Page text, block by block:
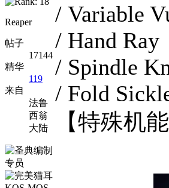
Reaper
帖子
17144
精华
119
来自
法鲁
西翁
大陆
/ Variable
/ Hand Ray
/ Spindle
/ Fold
【特殊机能